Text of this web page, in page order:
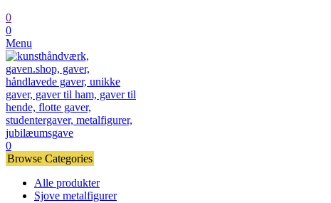
0
0
Menu
0
Browse Categories
Alle produkter
Sjove metalfigurer